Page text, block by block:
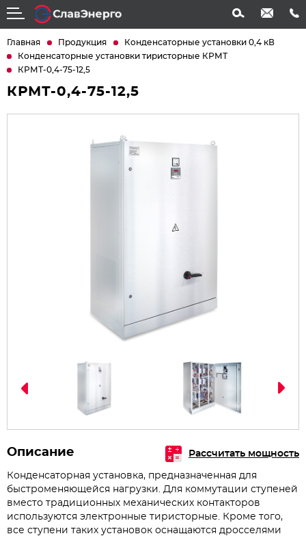
info@slavenergo.com
Главная Продукция
Конденсаторные установки 0,4 кВ
Конденсаторные установки тиристорные КРМТ
КРМТ-0,4-75-12,5
КРМТ-0,4-75-12,5
Описание Рассчитать мощность
Конденсаторная установка, предназначенная для
быстроменяющейся нагрузки. Для коммутации ступеней
вместо традиционных механических контакторов
используются электронные тиристорные. Кроме того,
все ступени таких установок оснащаются дросселями